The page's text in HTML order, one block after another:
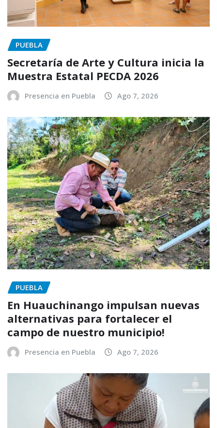
PUEBLA
Secretaría de Arte y Cultura inicia la
Muestra Estatal PECDA 2026
Presencia en Puebla Ago 7, 2026
PUEBLA
En Huauchinango impulsan nuevas
alternativas para fortalecer el
campo de nuestro municipio!
Presencia en Puebla Ago 7, 2026